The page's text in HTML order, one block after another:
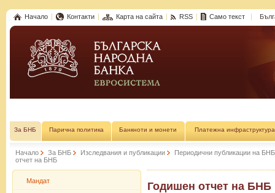
Начало Контакти Карта на сайта RSS Само текст
За БНБ Парична политика Банкноти и монети Платежна инфраструктура
Начало За БНБ Изследвания и публикации
Периодични публикации на БНБ
отчет на БНБ
Мандат Годишен отчет на БНБ